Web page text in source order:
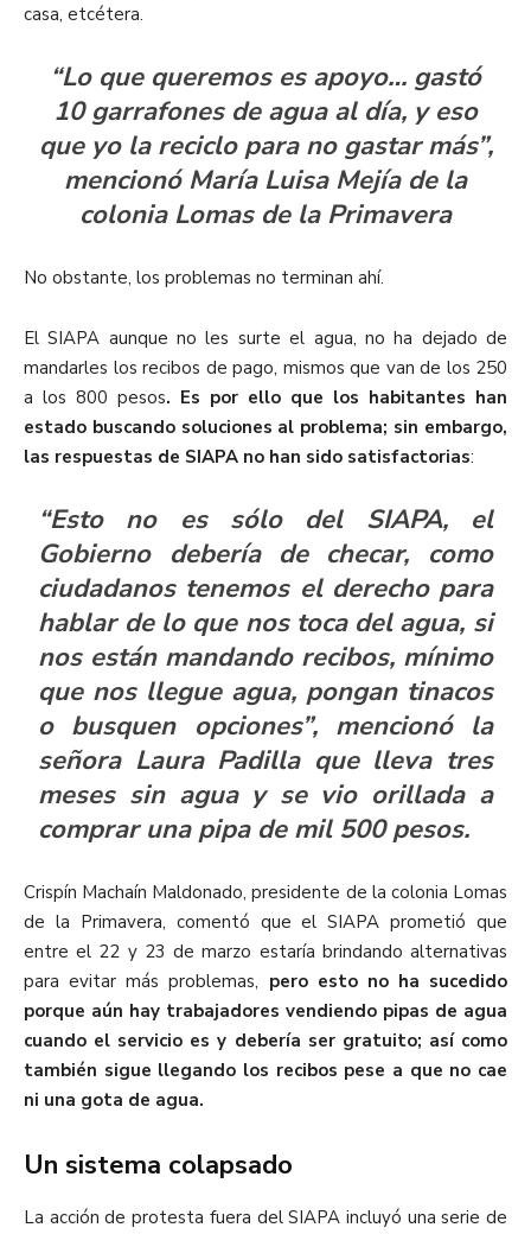
casa, etcétera.
“Lo que queremos es apoyo… gastó
10 garrafones de agua al día, y eso
que yo la reciclo para no gastar más”,
mencionó María Luisa Mejía de la
colonia Lomas de la Primavera
No obstante, los problemas no terminan ahí.
El SIAPA aunque no les surte el agua, no ha dejado de
mandarles los recibos de pago, mismos que van de los 250
a los 800 pesos. Es por ello que los habitantes han
estado buscando soluciones al problema; sin embargo,
las respuestas de SIAPA no han sido satisfactorias:
“Esto no es sólo del SIAPA, el
Gobierno debería de checar, como
ciudadanos tenemos el derecho para
hablar de lo que nos toca del agua, si
nos están mandando recibos, mínimo
que nos llegue agua, pongan tinacos
o busquen opciones”, mencionó la
señora Laura Padilla que lleva tres
meses sin agua y se vio orillada a
comprar una pipa de mil 500 pesos.
Crispín Machaín Maldonado, presidente de la colonia Lomas
de la Primavera, comentó que el SIAPA prometió que
entre el 22 y 23 de marzo estaría brindando alternativas
para evitar más problemas, pero esto no ha sucedido
porque aún hay trabajadores vendiendo pipas de agua
cuando el servicio es y debería ser gratuito; así como
también sigue llegando los recibos pese a que no cae
ni una gota de agua.
Un sistema colapsado
La acción de protesta fuera del SIAPA incluyó una serie de